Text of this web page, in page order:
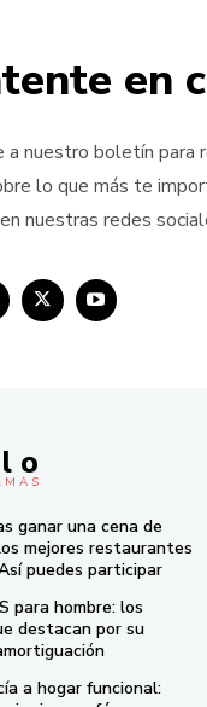
en
a nuestro boletín para
lo que más te
nuestras redes
o
M À S
ganar una cena de
mejores restaurantes
puedes participar
para hombre: los
destacan por su
a hogar funcional: